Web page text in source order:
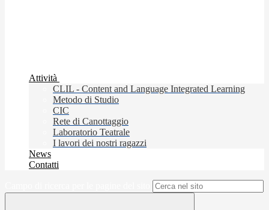
Attività
CLIL - Content and Language Integrated Learning
Metodo di Studio
CIC
Rete di Canottaggio
Laboratorio Teatrale
I lavori dei nostri ragazzi
News
Contatti